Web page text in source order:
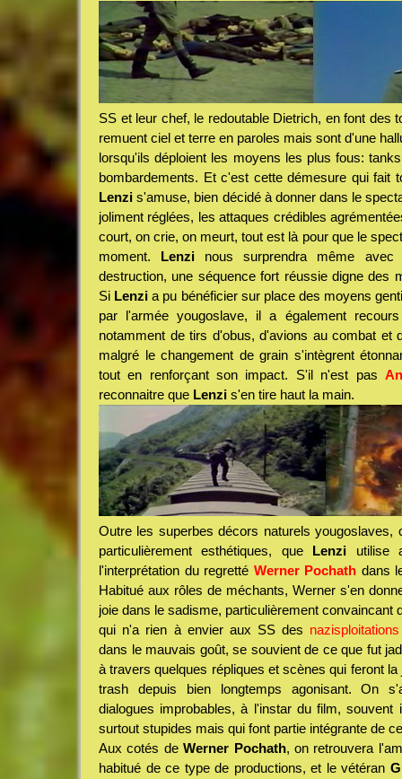
SS et leur chef, le redoutable Dietrich, en font des
remuent ciel et terre en paroles mais sont d'une
lorsqu'ils déploient les moyens les plus fous:
bombardements. Et c'est cette démesure qui fait
Lenzi s'amuse, bien décidé à donner dans le
joliment réglées, les attaques crédibles
court, on crie, on meurt, tout est là pour que le
moment. Lenzi nous surprendra même
destruction, une séquence fort réussie digne des
Si Lenzi a pu bénéficier sur place des moyens
par l'armée yougoslave, il a également
notamment de tirs d'obus, d'avions au combat et
malgré le changement de grain s'intègrent
tout en renforçant son impact. S'il n'est pas
reconnaitre que Lenzi s'en tire haut la main.
Outre les superbes décors naturels yougoslaves,
particulièrement esthétiques, que Lenzi utilise
l'interprétation du regretté Werner Pochath dans
Habitué aux rôles de méchants, Werner s'en
joie dans le sadisme, particulièrement convaincant
qui n'a rien à envier aux SS des nazisploitations
dans le mauvais goût, se souvient de ce que fut
à travers quelques répliques et scènes qui feront
trash depuis bien longtemps agonisant. On
dialogues improbables, à l'instar du film, souvent
surtout stupides mais qui font partie intégrante de
Aux cotés deWerner Pochath, on retrouvera
habitué de ce type de productions, et le vétéran